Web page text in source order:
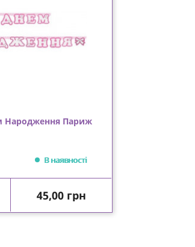
Народження Париж
В наявності
Ціна
45,00 грн